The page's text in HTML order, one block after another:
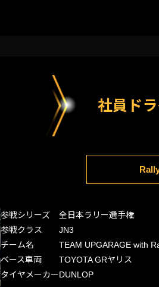
社員ド
参戦シリーズ
全日本ラリー選手権
参戦クラス
JN3
チーム名
TEAM UPGARAGE with
ベース車両
TOYOTA GRヤリス
タイヤメーカーDUNLOP